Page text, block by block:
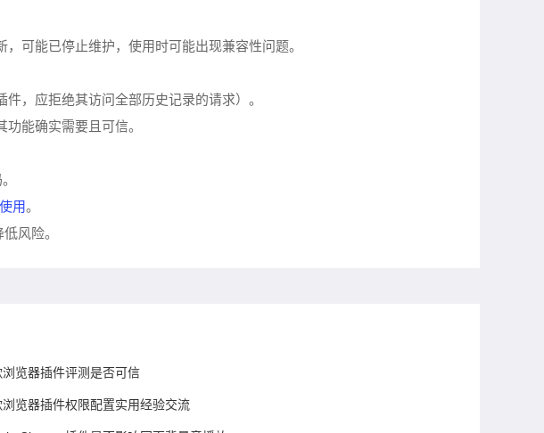
可能已停止维护，使用时可能出现兼容性问题。
，应拒绝其访问全部历史记录的请求）。
能确实需要且可信。
用。
风险。
浏览器插件评测是否可信
浏览器插件权限配置实用经验交流